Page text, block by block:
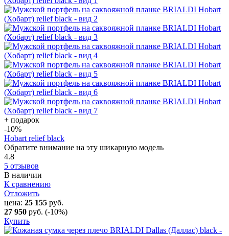
+ подарок
-10%
Hobart relief black
Обратите внимание на эту шикарную модель
4.8
5 отзывов
В наличии
К сравнению
Отложить
цена: 25 155 руб.
27 950 руб. (-10%)
Купить